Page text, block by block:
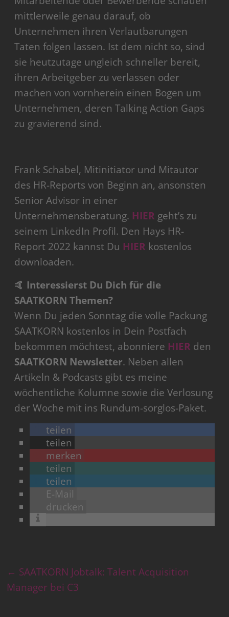
mittlerweile genau darauf, ob
Unternehmen ihren Verlautbarungen
Taten folgen lassen. Ist dem nicht so, sind
sie heutzutage ungleich schneller bereit,
ihren Arbeitgeber zu verlassen oder
machen von vornherein einen Bogen um
Unternehmen, deren Talking Action Gaps
zu gravierend sind.
Frank Schabel, Mitinitiator und Mitautor
des HR-Reports von Beginn an, ansonsten
Senior Advisor in einer
Unternehmensberatung. HIER geht’s zu
seinem LinkedIn Profil. Den Hays HR-
Report 2022 kannst Du HIER kostenlos
downloaden.
🤙 Interessierst Du Dich für die
SAATKORN Themen?
Wenn Du jeden Sonntag die volle Packung
SAATKORN kostenlos in Dein Postfach
bekommen möchtest, abonniere HIER den
SAATKORN Newsletter. Neben allen
Artikeln & Podcasts gibt es meine
wöchentliche Kolumne sowie die Verlosung
der Woche mit ins Rundum-sorglos-Paket.
teilen
teilen
merken
teilen
teilen
E-Mail
drucken
← SAATKORN Jobtalk: Talent Acquisition
Manager bei C3